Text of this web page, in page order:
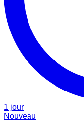
1 jour
Nouveau